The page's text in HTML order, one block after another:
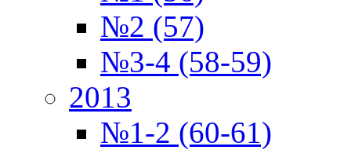
№2 (57)
№3-4 (58-59)
2013
№1-2 (60-61)